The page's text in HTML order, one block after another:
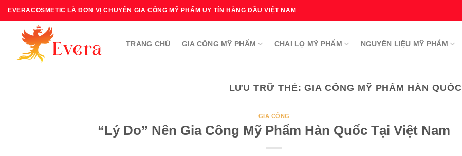
Bỏ
qua
EVERACOSMETIC LÀ ĐƠN VỊ CHUYÊN GIA CÔNG MỸ PHẨM UY TÍN HÀNG ĐẦU VIỆT NAM
TRANG CHỦ GIA CÔNG MỸ PHẨM CHAI LỌ MỸ PHẨM NGUYÊN LIỆU MỸ PHẨM
LƯU TRỮ THẺ:GIA CÔNG MỸ PHẨM HÀN QUỐC
GIA CÔNG
“Lý Do” Nên Gia Công Mỹ Phẩm Hàn Quốc Tại Việt Nam